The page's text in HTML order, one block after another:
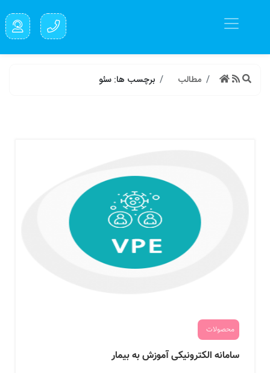
مطالب برچسب ها: سئو
محصولات
سامانه الکترونیکی آموزش به بیمار